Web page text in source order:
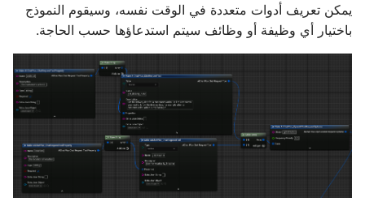
يمكن تعريف أدوات متعددة في الوقت نفسه، وسيقوم النموذج
باختيار أي وظيفة أو وظائف سيتم استدعاؤها حسب الحاجة.